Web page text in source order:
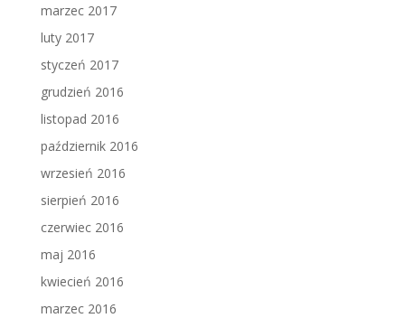
marzec 2017
luty 2017
styczeń 2017
grudzień 2016
listopad 2016
październik 2016
wrzesień 2016
sierpień 2016
czerwiec 2016
maj 2016
kwiecień 2016
marzec 2016